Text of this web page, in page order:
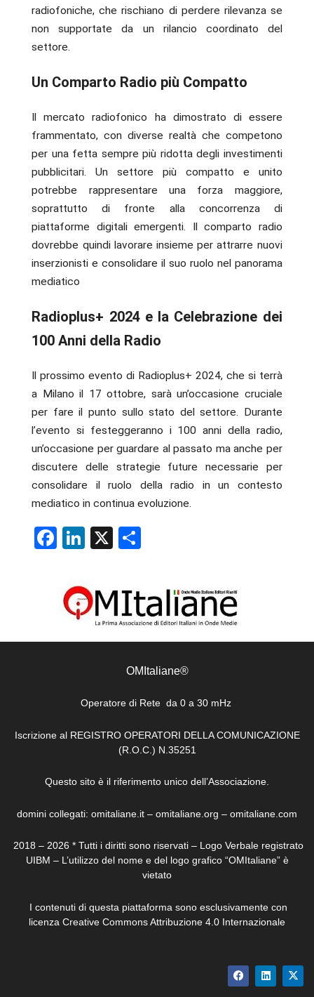
radiofoniche, che rischiano di perdere rilevanza se
non supportate da un rilancio coordinato del
settore.
Un Comparto Radio più Compatto
Il mercato radiofonico ha dimostrato di essere
frammentato, con diverse realtà che competono
per una fetta sempre più ridotta degli investimenti
pubblicitari. Un settore più compatto e unito
potrebbe rappresentare una forza maggiore,
soprattutto di fronte alla concorrenza di
piattaforme digitali emergenti. Il comparto radio
dovrebbe quindi lavorare insieme per attrarre nuovi
inserzionisti e consolidare il suo ruolo nel panorama
mediatico
Radioplus+ 2024 e la Celebrazione dei
100 Anni della Radio
Il prossimo evento di Radioplus+ 2024, che si terrà
a Milano il 17 ottobre, sarà un’occasione cruciale
per fare il punto sullo stato del settore. Durante
l’evento si festeggeranno i 100 anni della radio,
un’occasione per guardare al passato ma anche per
discutere delle strategie future necessarie per
consolidare il ruolo della radio in un contesto
mediatico in continua evoluzione.
Facebook
LinkedIn
X
OMItaliane®
Operatore di Rete da 0 a 30 mHz
Iscrizione al REGISTRO OPERATORI DELLA COMUNICAZIONE
(R.O.C.) N.35251
Questo sito è il riferimento unico dell’Associazione.
domini collegati: omitaliane.it – omitaliane.org – omitaliane.com
2018 – 2026 * Tutti i diritti sono riservati – Logo Verbale registrato
UIBM – L’utilizzo del nome e del logo grafico “OMItaliane” è
vietato
I contenuti di questa piattaforma sono esclusivamente con
licenza Creative Commons Attribuzione 4.0 Internazionale